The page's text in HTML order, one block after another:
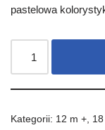
pastelowa
Kategorii: 12 m +,